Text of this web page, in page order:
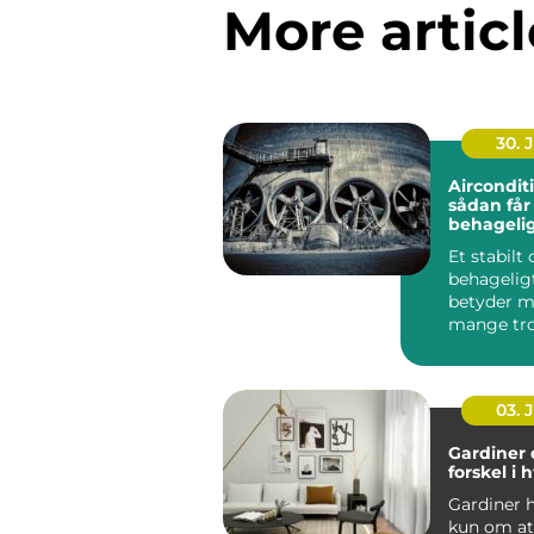
More
30.
sådan
Et stabilt
betyder
mange
03.
Gardiner
forskel i
Gardiner
kun om